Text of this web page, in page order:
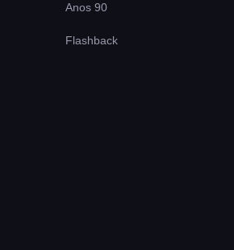
Anos 90
Flashback